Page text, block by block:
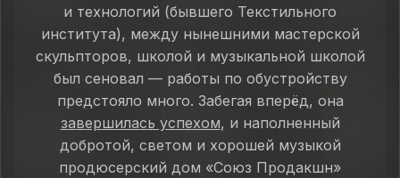
и технологий (бывшего Текстильного
института), между нынешними мастерской
скульпторов, школой и музыкальной школой
был сеновал — работы по обустройству
предстояло много. Забегая вперёд, она
завершилась успехом, и наполненный
добротой, светом и хорошей музыкой
продюсерский дом «Союз Продакшн»